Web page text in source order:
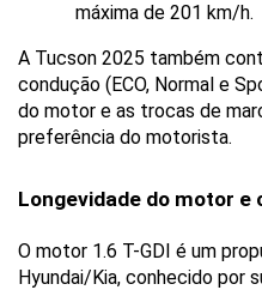
máxima de 201 km/h.
A Tucson 2025 também
condução (ECO, Normal e
do motor e as trocas de
preferência do motorista.
Longevidade do motor e
O motor 1.6 T-GDI é um
Hyundai/Kia, conhecido por